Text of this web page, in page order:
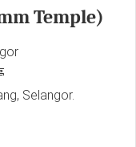
Temple)
Selangor.